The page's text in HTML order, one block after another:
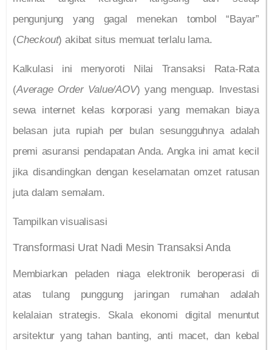
pengunjung yang gagal menekan tombol “Bayar”
(Checkout) akibat situs memuat terlalu lama.
Kalkulasi ini menyoroti Nilai Transaksi Rata-Rata
(Average Order Value/AOV) yang menguap. Investasi
sewa internet kelas korporasi yang memakan biaya
belasan juta rupiah per bulan sesungguhnya adalah
premi asuransi pendapatan Anda. Angka ini amat kecil
jika disandingkan dengan keselamatan omzet ratusan
juta dalam semalam.
Tampilkan visualisasi
Transformasi Urat Nadi Mesin Transaksi Anda
Membiarkan peladen niaga elektronik beroperasi di
atas tulang punggung jaringan rumahan adalah
kelalaian strategis. Skala ekonomi digital menuntut
arsitektur yang tahan banting, anti macet, dan kebal